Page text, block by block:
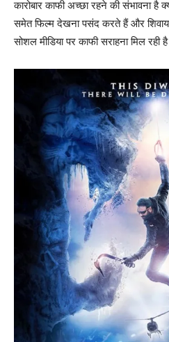
कारोबार काफी अच्‍छा रहने की संभावना है
समेत फिल्‍म देखना पसंद करते हैं और शिवाय
सोशल मीडिया पर काफी सराहना मिल रही